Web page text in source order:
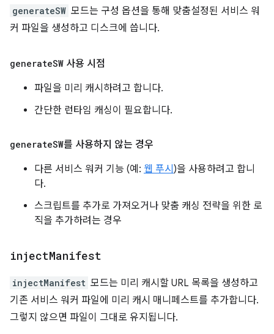
generateSW 모드는 구성 옵션을 통해 맞춤설정된 서비스 워
커 파일을 생성하고 디스크에 씁니다.
generateSW 사용 시점
파일을 미리 캐시하려고 합니다.
간단한 런타임 캐싱이 필요합니다.
generateSW를 사용하지 않는 경우
다른 서비스 워커 기능 (예: 웹 푸시 )을 사용하려고 합니
다.
스크립트를 추가로 가져오거나 맞춤 캐싱 전략을 위한 로
직을 추가하려는 경우
injectManifest
injectManifest 모드는 미리 캐시할 URL 목록을 생성하고
기존 서비스 워커 파일에 미리 캐시 매니페스트를 추가합니다.
그렇지 않으면 파일이 그대로 유지됩니다.